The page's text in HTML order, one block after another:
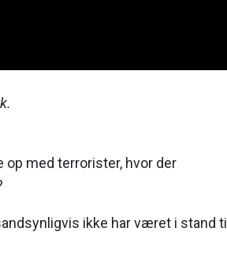
op med terrorister, hvor der
ikke har været i stand til